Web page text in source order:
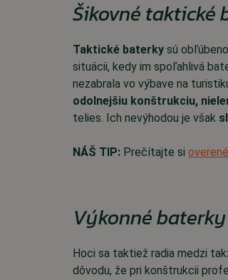
Šikovné
Taktické baterky sú
situácii, kedy im spoľahlivá
nezabrala vo výbave na
odolnejšiu konštrukciu,
telies. Ich nevýhodou je však
NÁŠ TIP: Prečítajte si
Výkonné
Hoci sa taktiež radia medzi
dôvodu, že pri konštrukcii